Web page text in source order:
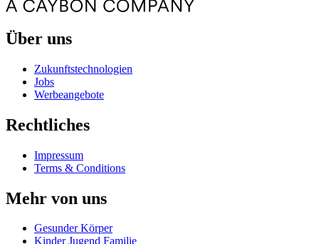
Über uns
Zukunftstechnologien
Jobs
Werbeangebote
Rechtliches
Impressum
Terms & Conditions
Mehr von uns
Gesunder Körper
Kinder Jugend Familie